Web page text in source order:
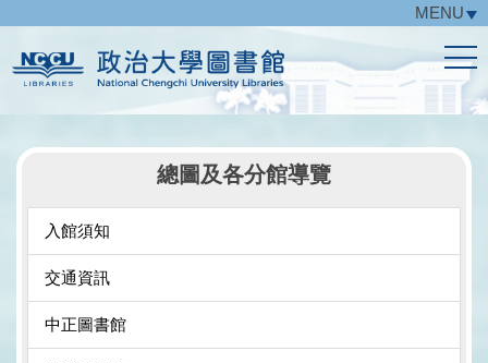
主
要
區
MENU
總圖及各分館導覽
入館須知
交通資訊
中正圖書館